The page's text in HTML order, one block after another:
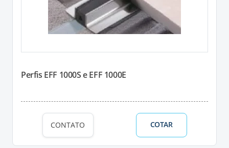
Perfis EFF 1000S e EFF 1000E
CONTATO COTAR